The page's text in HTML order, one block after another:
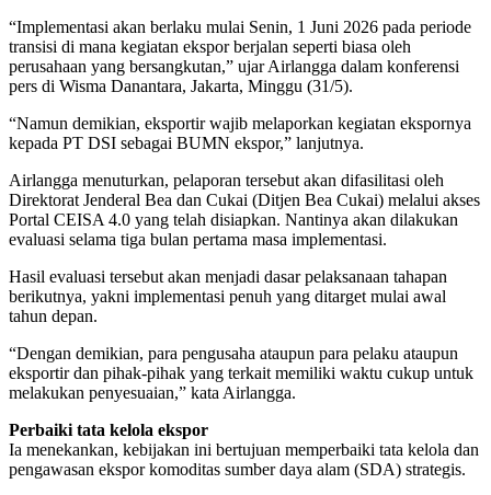
“Implementasi akan berlaku mulai Senin, 1 Juni 2026 pada periode
transisi di mana kegiatan ekspor berjalan seperti biasa oleh
perusahaan yang bersangkutan,” ujar Airlangga dalam konferensi
pers di Wisma Danantara, Jakarta, Minggu (31/5).
“Namun demikian, eksportir wajib melaporkan kegiatan ekspornya
kepada PT DSI sebagai BUMN ekspor,” lanjutnya.
Airlangga menuturkan, pelaporan tersebut akan difasilitasi oleh
Direktorat Jenderal Bea dan Cukai (Ditjen Bea Cukai) melalui akses
Portal CEISA 4.0 yang telah disiapkan. Nantinya akan dilakukan
evaluasi selama tiga bulan pertama masa implementasi.
Hasil evaluasi tersebut akan menjadi dasar pelaksanaan tahapan
berikutnya, yakni implementasi penuh yang ditarget mulai awal
tahun depan.
“Dengan demikian, para pengusaha ataupun para pelaku ataupun
eksportir dan pihak-pihak yang terkait memiliki waktu cukup untuk
melakukan penyesuaian,” kata Airlangga.
Perbaiki tata kelola ekspor
Ia menekankan, kebijakan ini bertujuan memperbaiki tata kelola dan
pengawasan ekspor komoditas sumber daya alam (SDA) strategis.